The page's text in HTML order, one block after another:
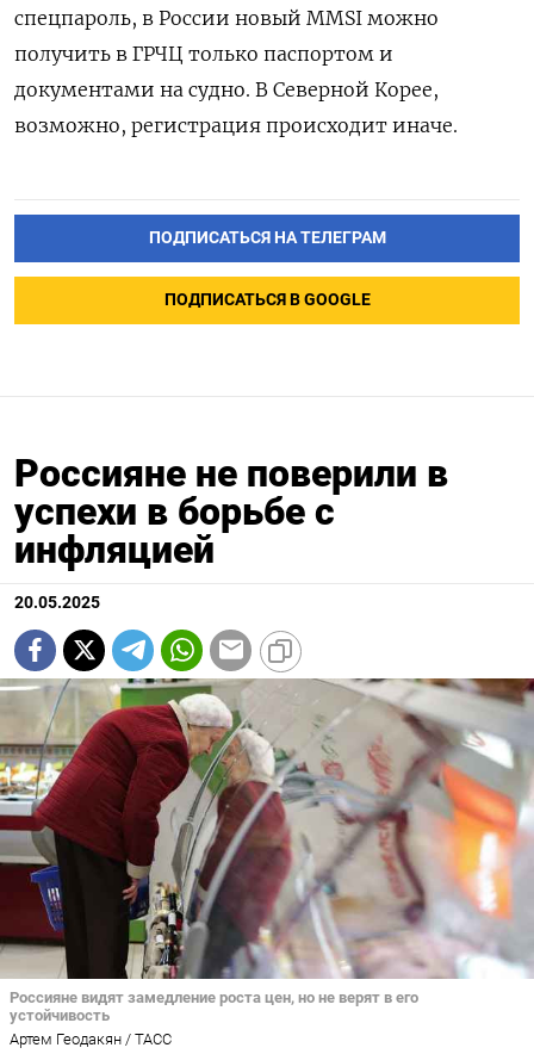
спецпароль, в России новый MMSI можно
получить в ГРЧЦ только паспортом и
документами на судно. В Северной Корее,
возможно, регистрация происходит иначе.
ПОДПИСАТЬСЯ НА ТЕЛЕГРАМ
ПОДПИСАТЬСЯ В GOOGLE
Россияне не поверили в
успехи в борьбе с
инфляцией
20.05.2025
Россияне видят замедление роста цен, но не верят в его
устойчивость
Артем Геодакян / ТАСС